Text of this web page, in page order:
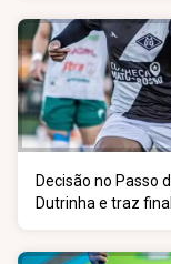
Decisão no Passo
Dutrinha e traz